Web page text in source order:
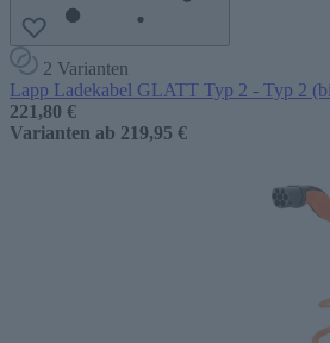
2 Varianten
Lapp Ladekabel GLATT Typ 2 - Typ 2
221,80 €
Varianten ab 219,95 €